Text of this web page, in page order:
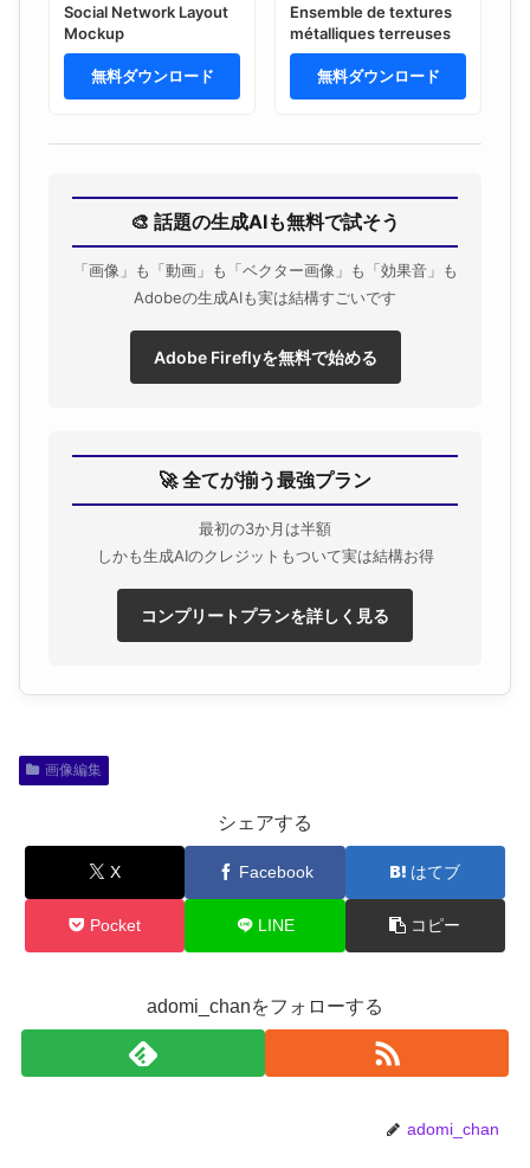
Social Network Layout
Mockup
無料ダウンロード
Ensemble de textures
métalliques terreuses
無料ダウンロード
🎨 話題の生成AIも無料で試そう
「画像」も「動画」も「ベクター画像」も「効果音」も
Adobeの生成AIも実は結構すごいです
Adobe Fireflyを無料で始める
🚀 全てが揃う最強プラン
最初の3か月は半額
しかも生成AIのクレジットもついて実は結構お得
コンプリートプランを詳しく見る
画像編集
シェアする
X Facebook はてブ
Pocket LINE コピー
adomi_chanをフォローする
adomi_chan